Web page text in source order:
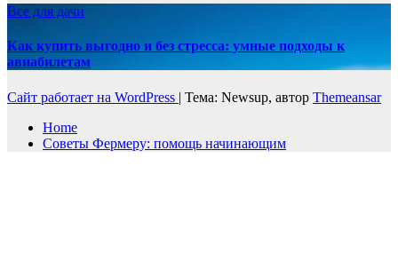
Все для дачи
Как купить выгодно и без стресса: умные подходы к
авиабилетам
Сайт работает на WordPress | Тема: Newsup, автор Themeansar
Home
Советы Фермеру: помощь начинающим